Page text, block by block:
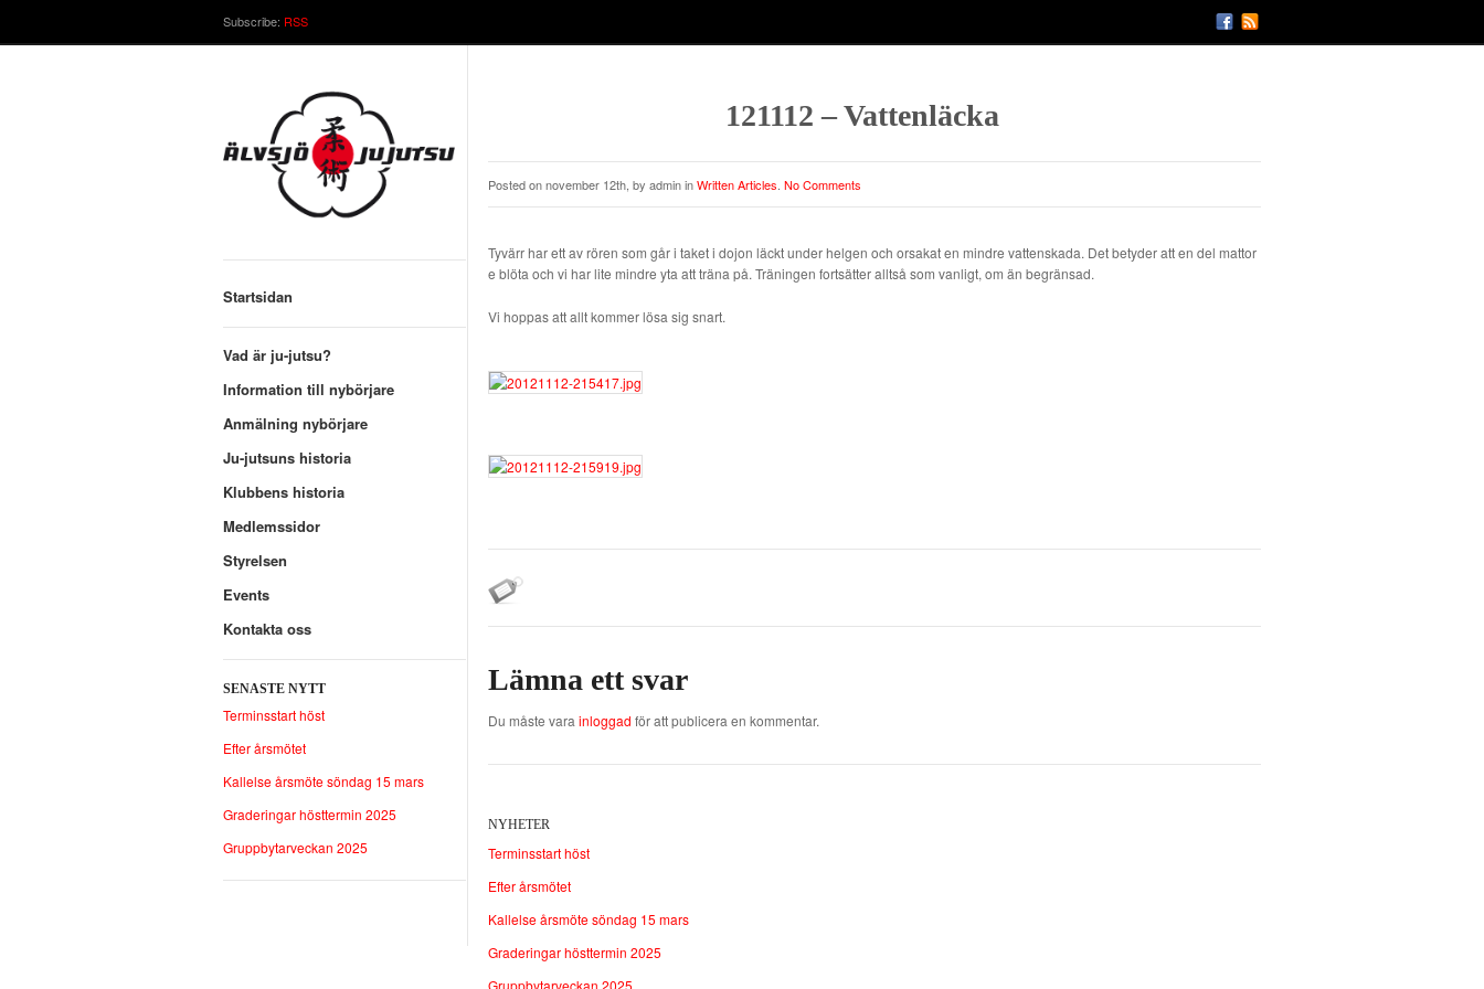
Subscribe: RSS
Startsidan
Vad är ju-jutsu?
Information till nybörjare
Anmälning nybörjare
Ju-jutsuns historia
Klubbens historia
Medlemssidor
Styrelsen
Events
Kontakta oss
SENASTE NYTT
Terminsstart höst
Efter årsmötet
Kallelse årsmöte söndag 15 mars
Graderingar hösttermin 2025
Gruppbytarveckan 2025
121112 – Vattenläcka
Posted on november 12th, by admin inWritten Articles No Comments
Tyvärr har ett av rören som går i taket i dojon läckt under helgen och orsakat en mindre vattenskada. Det betyder att en del mattor
e blöta och vi har lite mindre yta att träna på. Träningen fortsätter alltså som vanligt, om än begränsad.
Vi hoppas att allt kommer lösa sig snart.
Lämna ett svar
Du måste vara inloggad för att publicera en kommentar.
NYHETER
Terminsstart höst
Efter årsmötet
Kallelse årsmöte söndag 15 mars
Graderingar hösttermin 2025
Gruppbytarveckan 2025